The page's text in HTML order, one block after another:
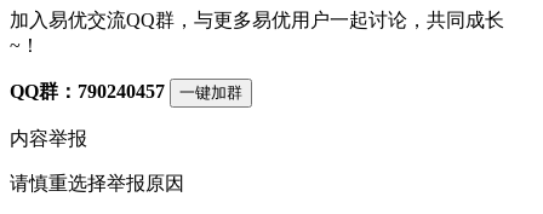
加入易优交流QQ群，与更多易优用户一起讨论，共同成长
~！
QQ群：790240457 一键加群
内容举报
请慎重选择举报原因